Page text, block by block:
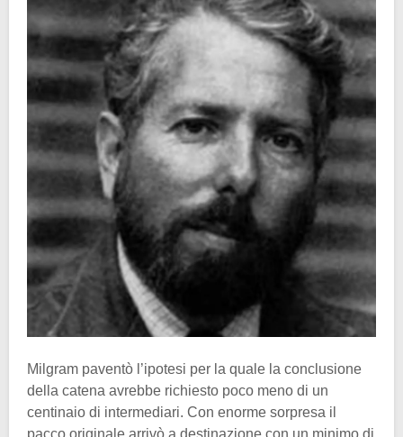
Milgram paventò l’ipotesi per la quale la conclusione
della catena avrebbe richiesto poco meno di un
centinaio di intermediari. Con enorme sorpresa il
pacco originale arrivò a destinazione con un minimo di